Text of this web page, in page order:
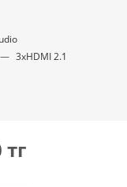
— 3xHDMI 2.1
тг